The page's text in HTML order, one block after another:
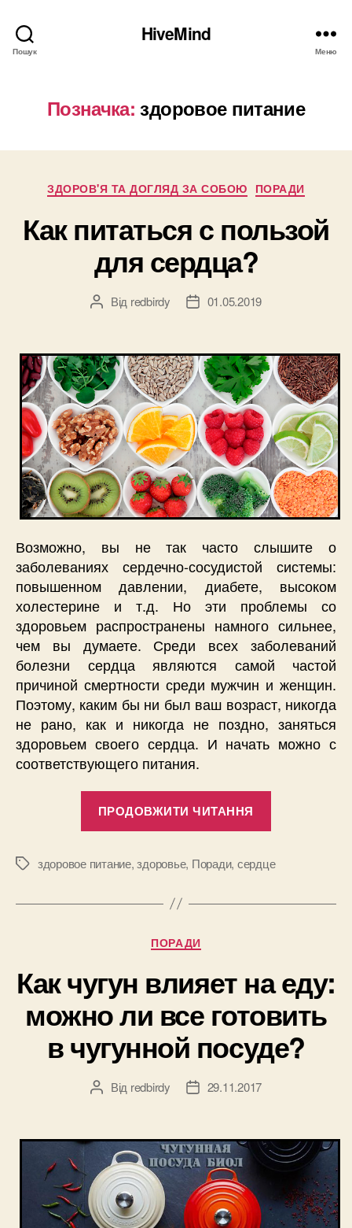
Пошук
HiveMind
Меню
Позначка: здоровое питание
Категорії
ЗДОРОВ'Я ТА ДОГЛЯД ЗА СОБОЮ ПОРАДИ
Как питаться с пользой
для сердца?
Автор
Від redbirdy
Дата01.05.2019
Возможно, вы не так часто слышите о
заболеваниях сердечно-сосудистой системы:
повышенном давлении, диабете, высоком
холестерине и т.д. Но эти проблемы со
здоровьем распространены намного сильнее,
чем вы думаете. Среди всех заболеваний
болезни сердца являются самой частой
причиной смертности среди мужчин и женщин.
Поэтому, каким бы ни был ваш возраст, никогда
не рано, как и никогда не поздно, заняться
здоровьем своего сердца. И начать можно с
соответствующего питания.
ПРОДОВЖИТИ ЧИТАННЯ
пользой
сердца?”
Позначки
здоровое питание,здоровье, Поради, сердце
Категорії
ПОРАДИ
Как чугун влияет на еду:
можно ли все готовить
в чугунной посуде?
Автор
Від redbirdy
Дата29.11.2017